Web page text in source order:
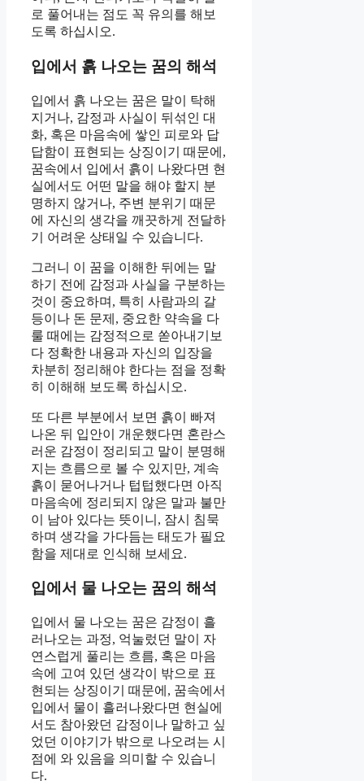
로 풀어내는 점도 꼭 유의를 해보
도록 하십시오.
입에서 흙 나오는 꿈의 해석
입에서 흙 나오는 꿈은 말이 탁해
지거나, 감정과 사실이 뒤섞인 대
화, 혹은 마음속에 쌓인 피로와 답
답함이 표현되는 상징이기 때문에,
꿈속에서 입에서 흙이 나왔다면 현
실에서도 어떤 말을 해야 할지 분
명하지 않거나, 주변 분위기 때문
에 자신의 생각을 깨끗하게 전달하
기 어려운 상태일 수 있습니다.
그러니 이 꿈을 이해한 뒤에는 말
하기 전에 감정과 사실을 구분하는
것이 중요하며, 특히 사람과의 갈
등이나 돈 문제, 중요한 약속을 다
룰 때에는 감정적으로 쏟아내기보
다 정확한 내용과 자신의 입장을
차분히 정리해야 한다는 점을 정확
히 이해해 보도록 하십시오.
또 다른 부분에서 보면 흙이 빠져
나온 뒤 입안이 개운했다면 혼란스
러운 감정이 정리되고 말이 분명해
지는 흐름으로 볼 수 있지만, 계속
흙이 묻어나거나 텁텁했다면 아직
마음속에 정리되지 않은 말과 불만
이 남아 있다는 뜻이니, 잠시 침묵
하며 생각을 가다듬는 태도가 필요
함을 제대로 인식해 보세요.
입에서 물 나오는 꿈의 해석
입에서 물 나오는 꿈은 감정이 흘
러나오는 과정, 억눌렀던 말이 자
연스럽게 풀리는 흐름, 혹은 마음
속에 고여 있던 생각이 밖으로 표
현되는 상징이기 때문에, 꿈속에서
입에서 물이 흘러나왔다면 현실에
서도 참아왔던 감정이나 말하고 싶
었던 이야기가 밖으로 나오려는 시
점에 와 있음을 의미할 수 있습니
다.